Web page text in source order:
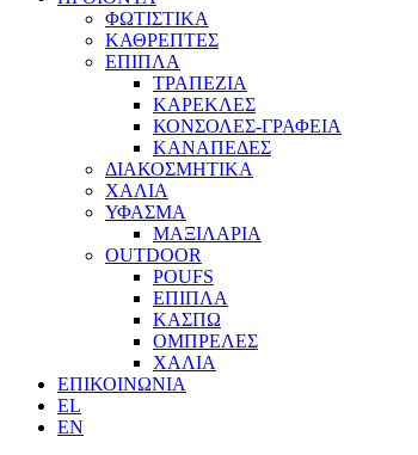
ΦΩΤΙΣΤΙΚΑ
ΚΑΘΡΕΠΤΕΣ
ΕΠΙΠΛΑ
ΤΡΑΠΕΖΙΑ
ΚΑΡΕΚΛΕΣ
ΚΟΝΣΟΛΕΣ-ΓΡΑΦΕΙΑ
ΚΑΝΑΠΕΔΕΣ
ΔΙΑΚΟΣΜΗΤΙΚΑ
ΧΑΛΙΑ
ΥΦΑΣΜΑ
ΜΑΞΙΛΑΡΙΑ
OUTDOOR
POUFS
ΕΠΙΠΛΑ
ΚΑΣΠΩ
ΟΜΠΡΕΛΕΣ
ΧΑΛΙΑ
ΕΠΙΚΟΙΝΩΝΙΑ
EL
EN